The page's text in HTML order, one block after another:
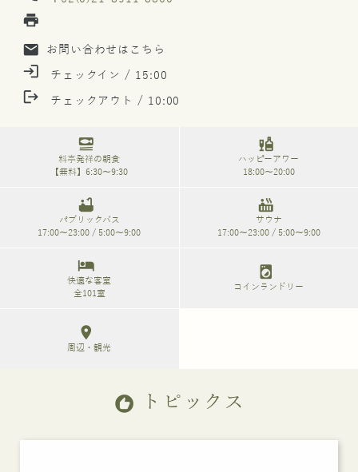
print
mail
お問い合わせはこちら
login チェックイン / 15:00
logout チェックアウト / 10:00
set_meal
料亭発祥の朝食
【無料】6:30～9:30
liquor
ハッピーアワー
18:00～20:00
bathtub
パブリックバス
17:00～23:00 / 5:00～9:00
hot_tub
サウナ
17:00～23:00 / 5:00～9:00
hotel
快適な客室
全101室
local_laundry_service
コインランドリー
location_on
周辺・観光
recommend トピックス